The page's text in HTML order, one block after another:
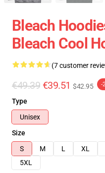
Bleach
Bleach Cool
(7 customer
€49.39 €39.51 $42.95 -
Type
Unisex
Size
S
M L XL
5XL